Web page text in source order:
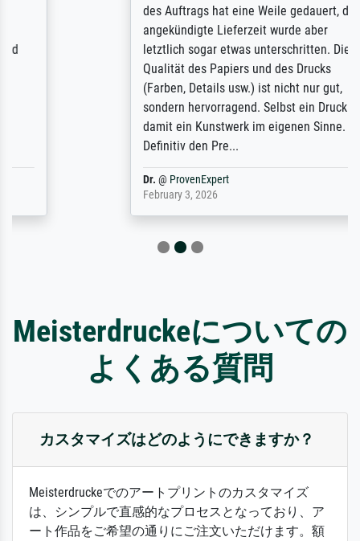
des Auftrags hat eine Weile gedauert, die
angekündigte Lieferzeit wurde aber
letztlich sogar etwas unterschritten. Die
Qualität des Papiers und des Drucks
(Farben, Details usw.) ist nicht nur gut,
sondern hervorragend. Selbst ein Druck ist
damit ein Kunstwerk im eigenen Sinne.
Definitiv den Pre...
ProvenExpert
Meisterdruckeについての
よくある質問
カスタマイズはどのようにできますか？
Meisterdruckeでのアートプリントのカスタマイズ
は、シンプルで直感的なプロセスとなっており、ア
ート作品をご希望の通りにご注文いただけます。額